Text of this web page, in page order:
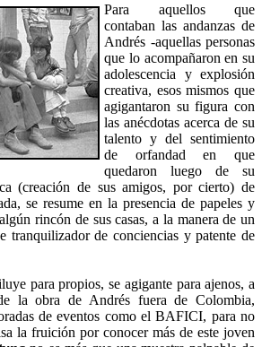
Para aquellos que
contaban las andanzas de
Andrés -aquellas personas
que lo acompañaron en su
adolescencia y explosión
creativa, esos mismos que
agigantaron su figura con
las anécdotas acerca de su
talento y del sentimiento
de orfandad en que
quedaron luego de su
(creación de sus amigos, por cierto) de
se resume en la presencia de papeles y
rincón de sus casas, a la manera de un
tranquilizador de conciencias y patente de
para propios, se agigante para ajenos, a
la obra de Andrés fuera de Colombia,
de eventos como el BAFICI, para no
la fruición por conocer más de este joven